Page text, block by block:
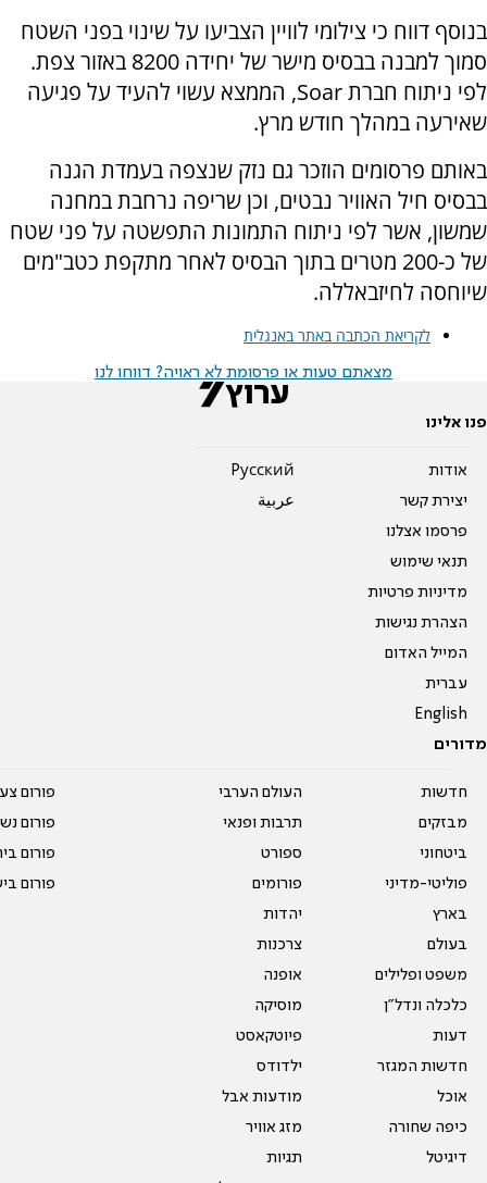
בנוסף דווח כי צילומי לוויין הצביעו על שינוי בפני השטח
סמוך למבנה בבסיס מישר של יחידה 8200 באזור צפת.
לפי ניתוח חברת Soar, הממצא עשוי להעיד על פגיעה
שאירעה במהלך חודש מרץ.
באותם פרסומים הוזכר גם נזק שנצפה בעמדת הגנה
בבסיס חיל האוויר נבטים, וכן שריפה נרחבת במחנה
שמשון, אשר לפי ניתוח התמונות התפשטה על פני שטח
של כ-200 מטרים בתוך הבסיס לאחר מתקפת כטב"מים
שיוחסה לחיזבאללה.
לקריאת הכתבה באתר באנגלית
מצאתם טעות או פרסומת לא ראויה? דווחו לנו
פנו אלינו
אודות
יצירת קשר
פרסמו אצלנו
תנאי שימוש
מדיניות פרטיות
הצהרת נגישות
המייל האדום
עברית
English
Pусский
عربية
מדורים
חדשות
מבזקים
ביטחוני
פוליטי-מדיני
בארץ
בעולם
משפט ופלילים
כלכלה ונדל"ן
דעות
חדשות המגזר
אוכל
כיפה שחורה
דיגיטל
העולם הערבי
תרבות ופנאי
ספורט
פורומים
יהדות
צרכנות
אופנה
מוסיקה
פיוטקאסט
ילדודס
מודעות אבל
מזג אוויר
תגיות
פורום
פורום
פורום
פורום